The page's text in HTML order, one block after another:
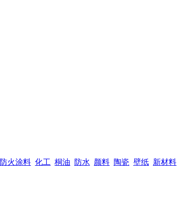
防火涂料 化工 桐油 防水 颜料 陶瓷 壁纸 新材料